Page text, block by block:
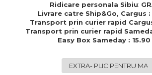
Aromaterapie
Papioane din lemn
Decoratiuni pentru casa
Genti si portofele barbati din
Ridicare personala Sibiu:
Livrare catre Ship&Go, Cargus :
Transport prin curier rapid
Transport prin curier rapid
Easy Box Sameday :